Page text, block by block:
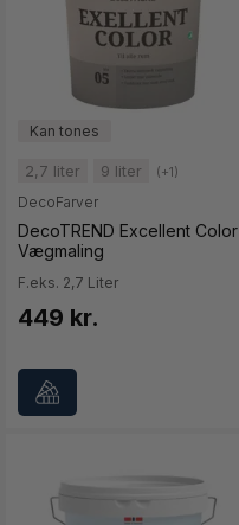
2,7 liter 9 liter (+1)
DecoFarver
DecoTREND Excellent Color
Vægmaling
F.eks. 2,7 Liter
449 kr.